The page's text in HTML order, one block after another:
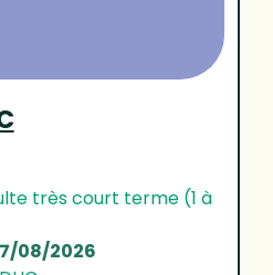
très court terme (1 à
08/2026